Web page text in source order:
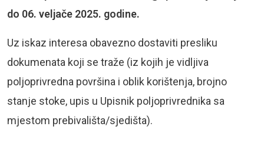
do 06. veljače 2025. godine.
Uz iskaz interesa obavezno dostaviti presliku
dokumenata koji se traže (iz kojih je vidljiva
poljoprivredna površina i oblik korištenja, brojno
stanje stoke, upis u Upisnik poljoprivrednika sa
mjestom prebivališta/sjedišta).